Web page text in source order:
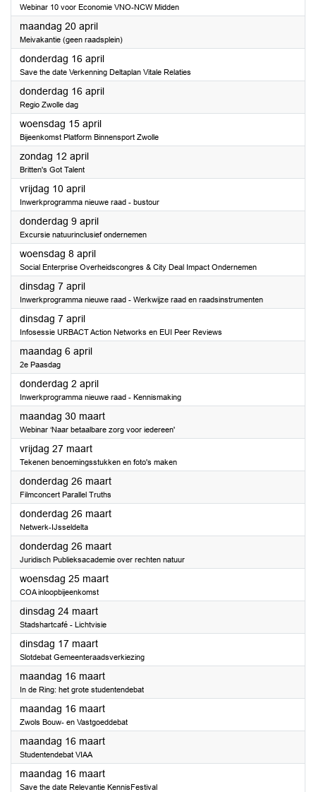
Webinar 10 voor Economie VNO-NCW Midden
maandag 20 april2026
Meivakantie (geen raadsplein)
donderdag 16 april2026
Save the date Verkenning Deltaplan Vitale Relaties
donderdag 16 april2026
Regio Zwolle dag
woensdag 15 april2026
Bijeenkomst Platform Binnensport Zwolle
zondag 12 april2026
Britten's Got Talent
vrijdag 10 april2026
Inwerkprogramma nieuwe raad - bustour
donderdag 9 april2026
Excursie natuurinclusief ondernemen
woensdag 8 april2026
Social Enterprise Overheidscongres & City Deal Impact Ondernemen
dinsdag 7 april2026
Inwerkprogramma nieuwe raad - Werkwijze raad en raadsinstrumenten
dinsdag 7 april2026
Infosessie URBACT Action Networks en EUI Peer Reviews
maandag 6 april2026
2e Paasdag
donderdag 2 april2026
Inwerkprogramma nieuwe raad - Kennismaking
maandag 30 maart2026
Webinar ‘Naar betaalbare zorg voor iedereen'
vrijdag 27 maart2026
Tekenen benoemingsstukken en foto's maken
donderdag 26 maart2026
Filmconcert Parallel Truths
donderdag 26 maart2026
Netwerk-IJsseldelta
donderdag 26 maart2026
Juridisch Publieksacademie over rechten natuur
woensdag 25 maart2026
COA inloopbijeenkomst
dinsdag 24 maart2026
Stadshartcafé - Lichtvisie
dinsdag 17 maart2026
Slotdebat Gemeenteraadsverkiezing
maandag 16 maart2026
In de Ring: het grote studentendebat
maandag 16 maart2026
Zwols Bouw- en Vastgoeddebat
maandag 16 maart2026
Studentendebat VIAA
maandag 16 maart2026
Save the date Relevantie KennisFestival